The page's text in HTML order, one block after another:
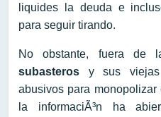
liquides la deuda e
para seguir tirando.
No obstante, fuera de
subasteros y sus viejas
abusivos para
la informaciÃ³n ha